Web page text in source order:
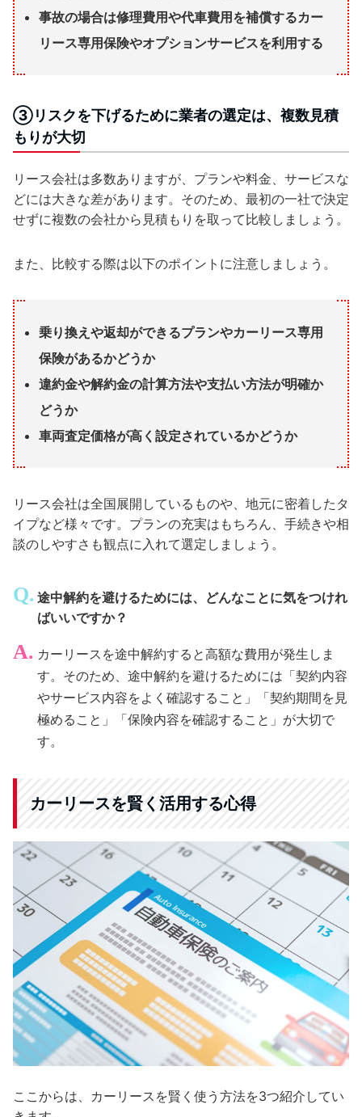
事故の場合は修理費用や代車費用を補償するカー
リース専用保険やオプションサービスを利用する
③リスクを下げるために業者の選定は、複数見積
もりが大切
リース会社は多数ありますが、プランや料金、サービスな
どには大きな差があります。そのため、最初の一社で決定
せずに複数の会社から見積もりを取って比較しましょう。
また、比較する際は以下のポイントに注意しましょう。
乗り換えや返却ができるプランやカーリース専用
保険があるかどうか
違約金や解約金の計算方法や支払い方法が明確か
どうか
車両査定価格が高く設定されているかどうか
リース会社は全国展開しているものや、地元に密着したタ
イプなど様々です。プランの充実はもちろん、手続きや相
談のしやすさも観点に入れて選定しましょう。
途中解約を避けるためには、どんなことに気をつけれ
ばいいですか？
カーリースを途中解約すると高額な費用が発生しま
す。そのため、途中解約を避けるためには「契約内容
やサービス内容をよく確認すること」「契約期間を見
極めること」「保険内容を確認すること」が大切で
す。
カーリースを賢く活用する心得
ここからは、カーリースを賢く使う方法を3つ紹介してい